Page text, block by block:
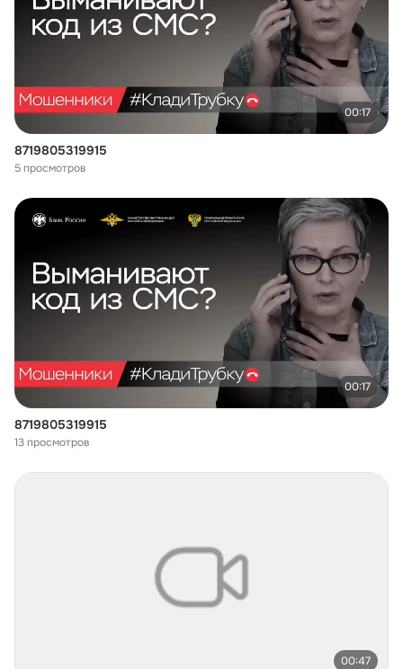
00:17
8719805319915
5 просмотров
00:17
8719805319915
13 просмотров
00:47